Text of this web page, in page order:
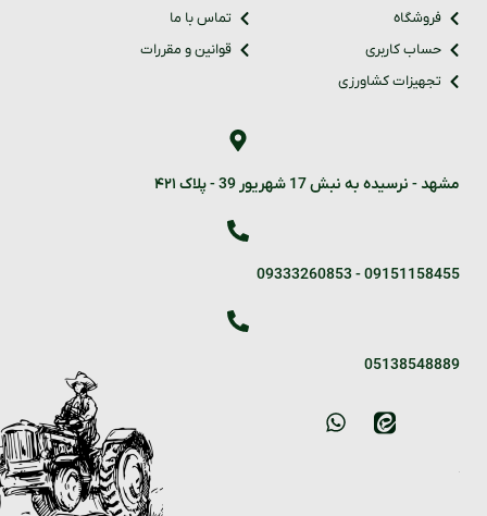
فروشگاه
حساب کاربری
تجهیزات کشاورزی
تماس با ما
قوانین و مقررات
مشهد - نرسیده به نبش 17 شهریور 39 - پلاک ۴۲۱
09151158455
-
09333260853
05138548889